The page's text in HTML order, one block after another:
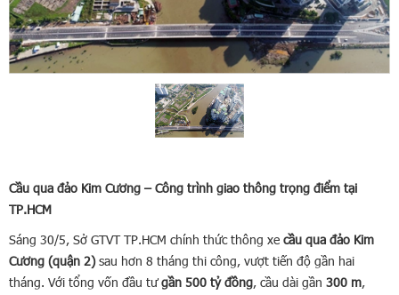
Cầu qua đảo Kim Cương – Công trình giao thông trọng điểm tại
TP.HCM
Sáng 30/5, Sở GTVT TP.HCM chính thức thông xe cầu qua đảo Kim
Cương (quận 2)sau hơn 8 tháng thi công, vượt tiến độ gần hai
tháng. Với tổng vốn đầu tưgần 500 tỷ đồng, cầu dài gần 300 m,